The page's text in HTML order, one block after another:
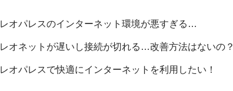
レオパレスのインターネット環境が悪すぎる…
レオネットが遅いし接続が切れる…改善方法はないの？
レオパレスで快適にインターネットを利用したい！